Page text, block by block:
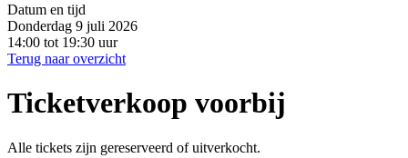
Datum en tijd
Donderdag 9 juli 2026
14:00 tot 19:30 uur
Terug naar overzicht
Ticketverkoop voorbij
Alle tickets zijn gereserveerd of uitverkocht.